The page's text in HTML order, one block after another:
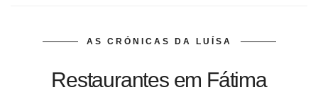
AS CRÓNICAS DA LUÍSA
Restaurantes em Fátima